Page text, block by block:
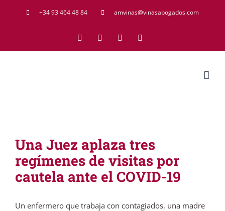
+34 93 464 48 84 amvinas@vinasabogados.com
FacebookTwitter LinkedIn
Una Juez aplaza tres
regímenes de visitas por
cautela ante el COVID-19
Un enfermero que trabaja con contagiados, una madre